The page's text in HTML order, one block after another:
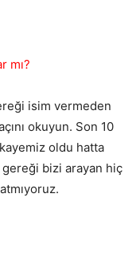
mı?
isim vermeden
okuyun. Son 10
oldu hatta
bizi arayan hiç